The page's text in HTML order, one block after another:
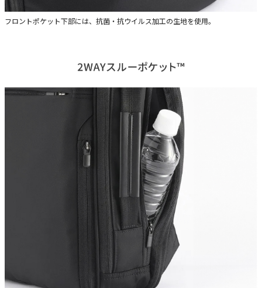
フロントポケット下部には、抗菌・抗ウイルス加工の生地を使用。